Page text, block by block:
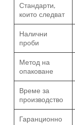
Стандарти,
които следват
Налични
проби
Метод на
опаковане
Време за
производство
Гаранционно